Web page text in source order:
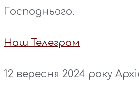
Господнього.
Наш Телеграм
12 вересня 2024 року